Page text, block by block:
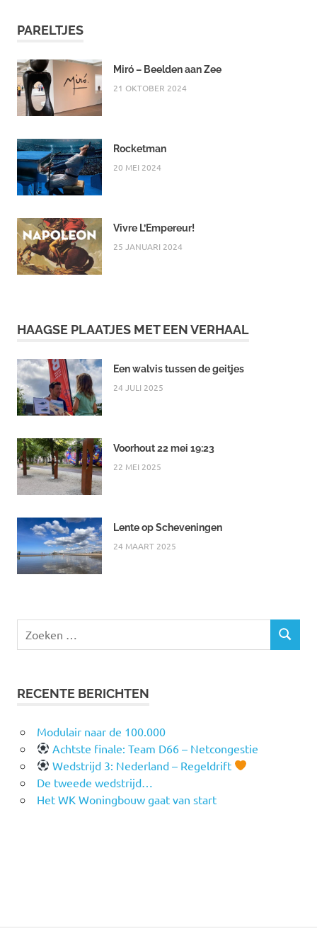
PARELTJES
Miró – Beelden aan Zee
21 OKTOBER 2024
Rocketman
20 MEI 2024
Vivre L’Empereur!
25 JANUARI 2024
HAAGSE PLAATJES MET EEN VERHAAL
Een walvis tussen de geitjes
24 JULI 2025
Voorhout 22 mei 19:23
22 MEI 2025
Lente op Scheveningen
24 MAART 2025
naar:
ZOEKEN
RECENTE BERICHTEN
Modulair naar de 100.000
Achtste finale: Team D66 – Netcongestie
Wedstrijd 3: Nederland – Regeldrift
De tweede wedstrijd…
Het WK Woningbouw gaat van start